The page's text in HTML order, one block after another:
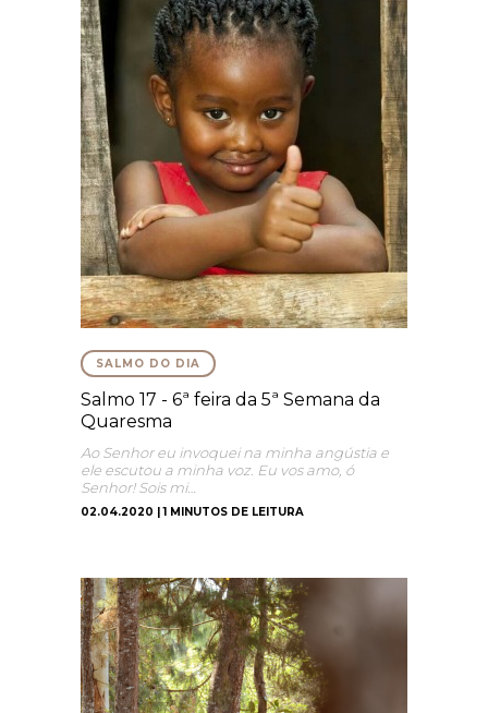
SALMO DO DIA
Salmo 17 - 6ª feira da 5ª Semana da
Quaresma
Ao Senhor eu invoquei na minha angústia e
ele escutou a minha voz. Eu vos amo, ó
Senhor! Sois mi…
02.04.2020 | 1 MINUTOS DE LEITURA